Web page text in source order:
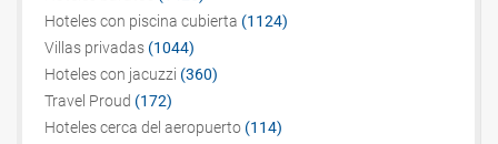
Hoteles con piscina cubierta (1124)
Villas privadas (1044)
Hoteles con jacuzzi (360)
Travel Proud (172)
Hoteles cerca del aeropuerto (114)